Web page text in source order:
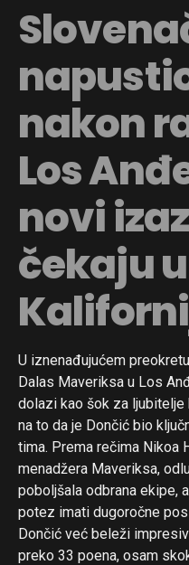
nakon
Los
novi
čekaju u
U iznenađujućem
Dalas Maveriksa u Los
dolazi kao šok za
na to da je Dončić bio
tima. Prema rečima Nikoa
menadžera Maveriksa,
poboljšala odbrana ekipe,
potez imati dugoročne
Dončić već beleži
preko 33 poena, osam